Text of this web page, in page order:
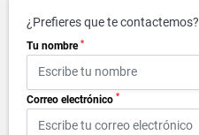
¿Prefieres que te contactemos?
Tu nombre *
Correo electrónico *